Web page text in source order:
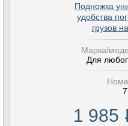
Подножка
удобства
грузов
Марка/
Для
1 985